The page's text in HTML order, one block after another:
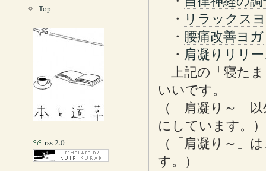
・ リラックス
・ 腰痛改善ヨガ
・ 肩凝りリリ
上記の「寝たま
いいです。
（「肩凝り～」
にしています。）
（「肩凝り～」
す。）
Top
rss 2.0